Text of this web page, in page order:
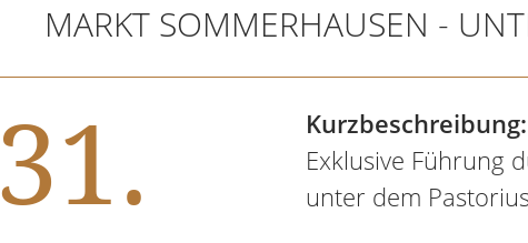
MARKT SOMMERHAUSEN -
31.
Kurzbeschreibung:
Exklusive Führung
unter dem